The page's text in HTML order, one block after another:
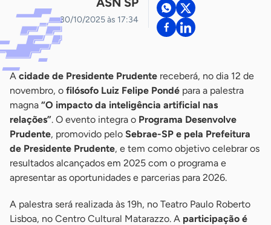
30/10/2025 às 17:34
A cidade de Presidente Prudente receberá, no dia 12 de
novembro, o filósofo Luiz Felipe Pondé para a palestra
magna “O impacto da inteligência artificial nas
relações”. O evento integra o Programa Desenvolve
Prudente, promovido pelo Sebrae-SP e pela Prefeitura
de Presidente Prudente, e tem como objetivo celebrar os
resultados alcançados em 2025 com o programa e
apresentar as oportunidades e parcerias para 2026.
A palestra será realizada às 19h, no Teatro Paulo Roberto
Lisboa, no Centro Cultural Matarazzo. A participação é